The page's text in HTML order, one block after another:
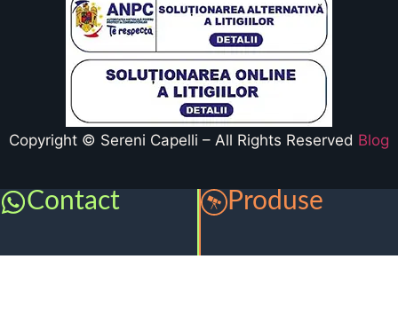
Copyright © Sereni Capelli – All Rights Reserved Blog
Contact Produse